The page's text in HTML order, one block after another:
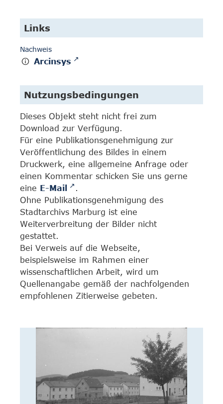
Links
Nachweis
Arcinsys
Nutzungsbedingungen
Dieses Objekt steht nicht frei zum
Download zur Verfügung.
Für eine Publikationsgenehmigung zur
Veröffentlichung des Bildes in einem
Druckwerk, eine allgemeine Anfrage oder
einen Kommentar schicken Sie uns gerne
eine E-Mail
.
Ohne Publikationsgenehmigung des
Stadtarchivs Marburg ist eine
Weiterverbreitung der Bilder nicht
gestattet.
Bei Verweis auf die Webseite,
beispielsweise im Rahmen einer
wissenschaftlichen Arbeit, wird um
Quellenangabe gemäß der nachfolgenden
empfohlenen Zitierweise gebeten.